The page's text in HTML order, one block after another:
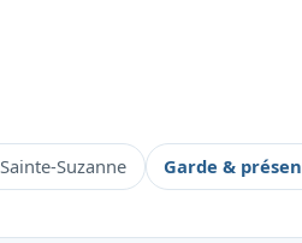
Suzanne Garde &